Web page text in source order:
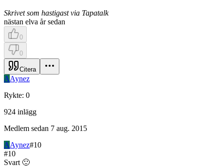
Skrivet som hastigast via Tapatalk
nästan elva år sedan
0
0
Citera
AAynez
Rykte: 0
924 inlägg
Medlem sedan 7 aug. 2015
AAynez#10
#10
Svart 🙂